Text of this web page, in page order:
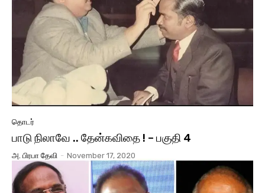
தொடர்
பாடு நிலாவே .. தேன்கவிதை ! – பகுதி 4
அ. பிரபா தேவி - November 17, 2020